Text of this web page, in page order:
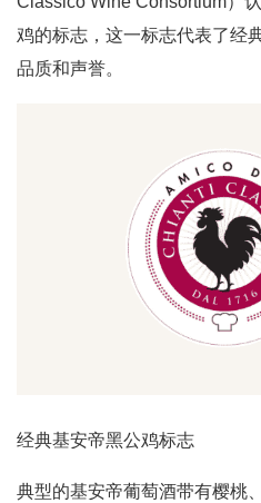
鸡的标志，这一标志代表了经
品质和声誉。
经典基安帝黑公鸡标志
典型的基安帝葡萄酒带有樱桃